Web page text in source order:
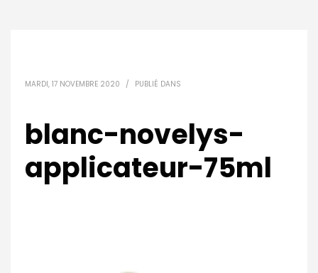
MARDI, 17 NOVEMBRE 2020 / PUBLIÉ DANS
blanc-novelys-
applicateur-75ml